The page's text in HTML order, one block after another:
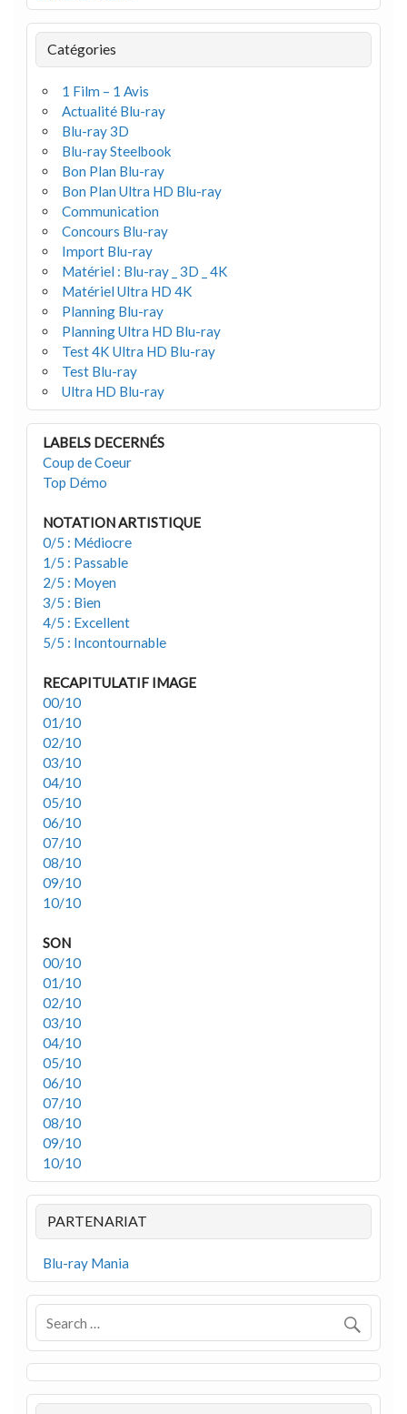
Catégories
1 Film – 1 Avis
Actualité Blu-ray
Blu-ray 3D
Blu-ray Steelbook
Bon Plan Blu-ray
Bon Plan Ultra HD Blu-ray
Communication
Concours Blu-ray
Import Blu-ray
Matériel : Blu-ray _ 3D _ 4K
Matériel Ultra HD 4K
Planning Blu-ray
Planning Ultra HD Blu-ray
Test 4K Ultra HD Blu-ray
Test Blu-ray
Ultra HD Blu-ray
LABELS DECERNÉS
Coup de Coeur
Top Démo
NOTATION ARTISTIQUE
0/5 : Médiocre
1/5 : Passable
2/5 : Moyen
3/5 : Bien
4/5 : Excellent
5/5 : Incontournable
RECAPITULATIF IMAGE
00/10
01/10
02/10
03/10
04/10
05/10
06/10
07/10
08/10
09/10
10/10
SON
00/10
01/10
02/10
03/10
04/10
05/10
06/10
07/10
08/10
09/10
10/10
PARTENARIAT
Blu-ray Mania